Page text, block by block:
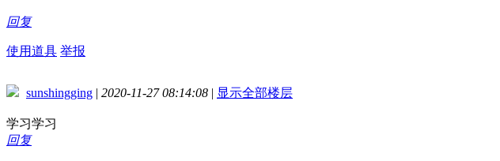
回复
使用道具 举报
sunshingging | 2020-11-27 08:14:08 | 显示全部楼层
学习学习
回复